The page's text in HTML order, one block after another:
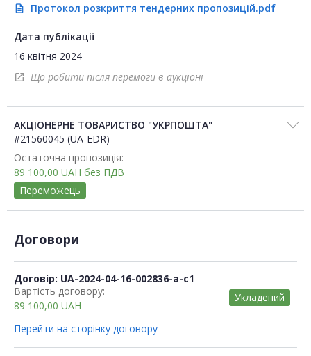
description Протокол розкриття тендерних пропозицій.pdf
Дата публікації
16 квітня 2024
open_in_new Що робити після перемоги в аукціоні
АКЦІОНЕРНЕ ТОВАРИСТВО "УКРПОШТА"
#21560045 (UA-EDR)
Остаточна пропозиція:
89 100,00 UAH без ПДВ
Переможець
Договори
Договір: UA-2024-04-16-002836-a-c1
Вартість договору:
89 100,00 UAH
Укладений
Перейти на сторінку договору